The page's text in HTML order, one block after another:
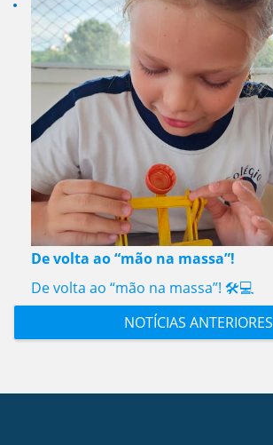
De volta ao “mão na massa”!
De volta ao “mão na massa”! 🛠️💻
NOTÍCIAS ANTERIORES